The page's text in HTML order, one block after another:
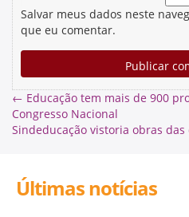
Salvar meus dados neste
que eu comentar.
← Educação tem mais de 900
Congresso Nacional
Sindeducação vistoria obras
Últimas notícias